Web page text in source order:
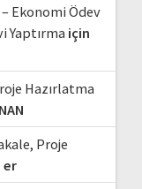
Ekonomi Ödev
Yaptırma için
Hazırlatma
Proje
er